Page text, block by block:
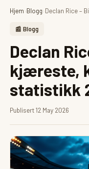
Hjem›Blogg›Declan Rice –
📰 Blogg
Declan
kjæreste,
statistikk
Publisert 12 May 2026